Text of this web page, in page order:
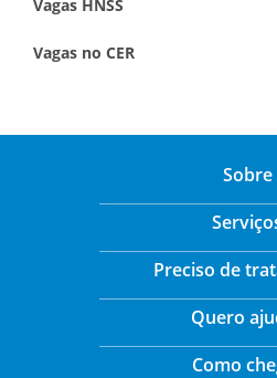
Vagas HNSS
Vagas no CER
Sobre
Preciso de
Quero
Como